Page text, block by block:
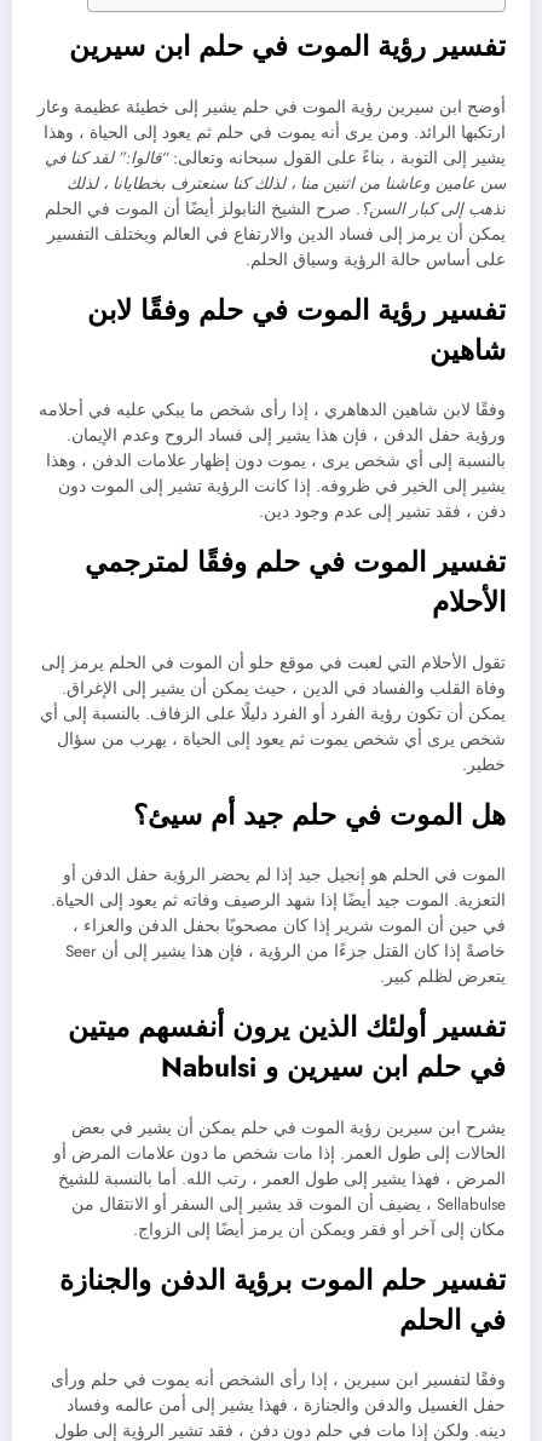
تفسير رؤية الموت في حلم ابن سيرين
أوضح ابن سيرين رؤية الموت في حلم يشير إلى خطيئة عظيمة وعار
ارتكبها الرائد. ومن يرى أنه يموت في حلم ثم يعود إلى الحياة ، وهذا
يشير إلى التوبة ، بناءً على القول سبحانه وتعالى:“قالوا:” لقد كنا في
سن عامين وعاشنا من اثنين منا ، لذلك كنا سنعترف بخطايانا ، لذلك
تذهب إلى كبار السن؟ . صرح الشيخ النابولز أيضًا أن الموت في الحلم
يمكن أن يرمز إلى فساد الدين والارتفاع في العالم ويختلف التفسير
على أساس حالة الرؤية وسياق الحلم.
تفسير رؤية الموت في حلم وفقًا لابن
شاهين
وفقًا لابن شاهين الدهاهري ، إذا رأى شخص ما يبكي عليه في أحلامه
ورؤية حفل الدفن ، فإن هذا يشير إلى فساد الروح وعدم الإيمان.
بالنسبة إلى أي شخص يرى ، يموت دون إظهار علامات الدفن ، وهذا
يشير إلى الخير في ظروفه. إذا كانت الرؤية تشير إلى الموت دون
دفن ، فقد تشير إلى عدم وجود دين.
تفسير الموت في حلم وفقًا لمترجمي
الأحلام
تقول الأحلام التي لعبت في موقع حلو أن الموت في الحلم يرمز إلى
وفاة القلب والفساد في الدين ، حيث يمكن أن يشير إلى الإغراق.
يمكن أن تكون رؤية الفرد أو الفرد دليلًا على الزفاف. بالنسبة إلى أي
شخص يرى أي شخص يموت ثم يعود إلى الحياة ، يهرب من سؤال
خطير.
هل الموت في حلم جيد أم سيئ؟
الموت في الحلم هو إنجيل جيد إذا لم يحضر الرؤية حفل الدفن أو
التعزية. الموت جيد أيضًا إذا شهد الرصيف وفاته ثم يعود إلى الحياة.
في حين أن الموت شرير إذا كان مصحوبًا بحفل الدفن والعزاء ،
خاصةً إذا كان القتل جزءًا من الرؤية ، فإن هذا يشير إلى أن Seer
يتعرض لظلم كبير.
تفسير أولئك الذين يرون أنفسهم ميتين
في حلم ابن سيرين و Nabulsi
يشرح ابن سيرين رؤية الموت في حلم يمكن أن يشير في بعض
الحالات إلى طول العمر. إذا مات شخص ما دون علامات المرض أو
المرض ، فهذا يشير إلى طول العمر ، رتب الله. أما بالنسبة للشيخ
Sellabulse ، يضيف أن الموت قد يشير إلى السفر أو الانتقال من
مكان إلى آخر أو فقر ويمكن أن يرمز أيضًا إلى الزواج.
تفسير حلم الموت برؤية الدفن والجنازة
في الحلم
وفقًا لتفسير ابن سيرين ، إذا رأى الشخص أنه يموت في حلم ورأى
حفل الغسيل والدفن والجنازة ، فهذا يشير إلى أمن عالمه وفساد
دينه. ولكن إذا مات في حلم دون دفن ، فقد تشير الرؤية إلى طول